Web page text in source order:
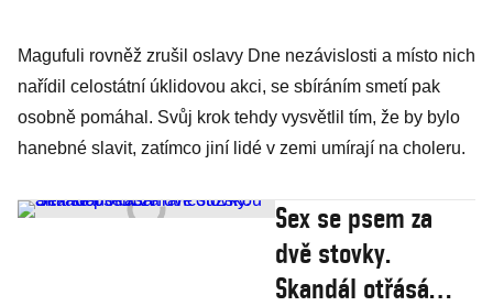
Magufuli rovněž zrušil oslavy Dne nezávislosti a místo nich
nařídil celostátní úklidovou akci, se sbíráním smetí pak
osobně pomáhal. Svůj krok tehdy vysvětlil tím, že by bylo
hanebné slavit, zatímco jiní lidé v zemi umírají na choleru.
Sex se psem za
dvě stovky.
Skandál otřásá